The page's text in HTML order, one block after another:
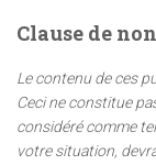
r
h
e
r
Clause de
Le contenu de ces
Ceci ne constitue
considéré comme
votre situation,